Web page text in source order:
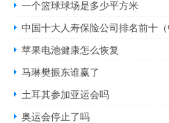
一个篮球球场是多少平方米
苹果电池健康怎么恢复
马琳樊振东谁赢了
土耳其参加亚运会吗
奥运会停止了吗